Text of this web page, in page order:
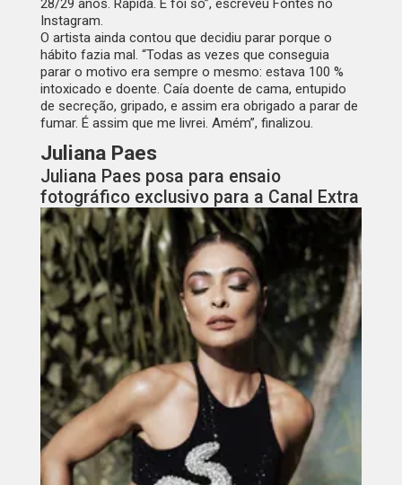
28/29 anos. Rápida. E foi só”, escreveu Fontes no
Instagram.
O artista ainda contou que decidiu parar porque o
hábito fazia mal. “Todas as vezes que conseguia
parar o motivo era sempre o mesmo: estava 100 %
intoxicado e doente. Caía doente de cama, entupido
de secreção, gripado, e assim era obrigado a parar de
fumar. É assim que me livrei. Amém”, finalizou.
Juliana Paes
Juliana Paes posa para ensaio
fotográfico exclusivo para a Canal Extra